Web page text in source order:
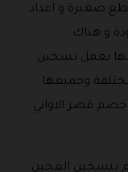
صغيرة و اعداد
و هناك
بعمل تسخين
وجميعها
قصر الاواني
بتسخين العجين